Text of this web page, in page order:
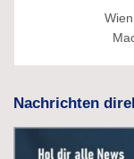
Nachrichten